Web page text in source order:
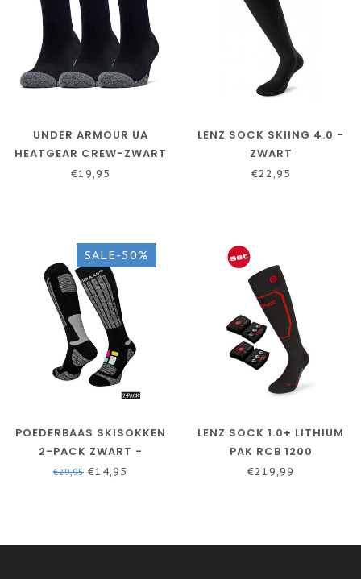
UNDER ARMOUR UA
HEATGEAR CREW-ZWART
/ ZWART / STAAL
€19,95
LENZ SOCK SKIING 4.0 -
ZWART
€22,95
SALE-50%
POEDERBAAS SKISOKKEN
2-PACK ZWART -
WINTERSPORTSOKKEN -
€29,95 €14,95
LENZ SOCK 1.0+ LITHIUM
PAK RCB 1200
€219,99